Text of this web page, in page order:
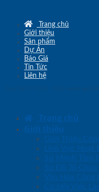
Trang chủ
Giới thiệu
Sản phẩm
Dự Án
Báo Giá
Tin Tức
Liên hệ
Trang chủ
Giới thiệu
Giới Thiệu
Lĩnh Vực Hoạt
Sứ Mệnh Tầm
Sơ Đồ Tổ Chức
Văn Hóa Công
Cơ Hội Việc